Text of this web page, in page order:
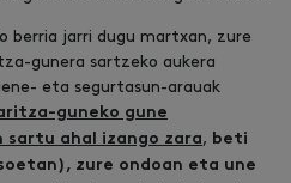
berria jarri dugu martxan, zure
gunera sartzeko aukera
eta segurtasun-arauak
guneko gune
ahal izango zara,
beti
zure ondoan eta une